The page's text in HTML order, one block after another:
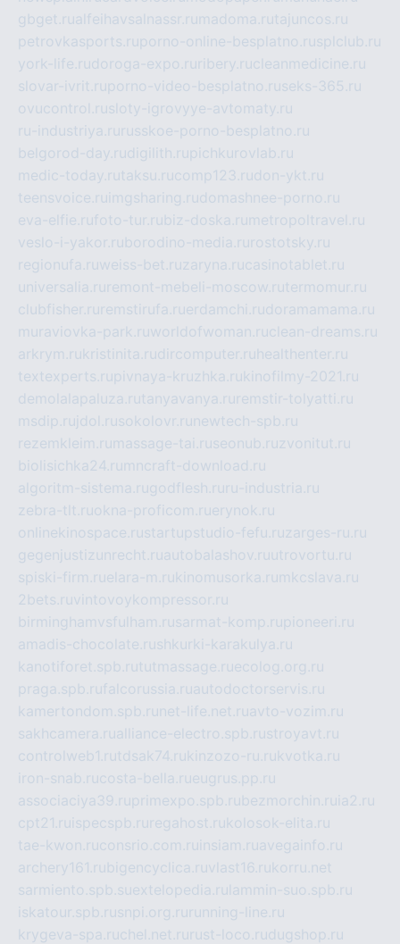
gbget.rualfeihavsalnassr.ru madoma.rutajuncos.ru
petrovkasports.ruporno-online-besplatno.rusplclub.ru
york-life.rudoroga-expo.ru ribery.rucleanmedicine.ru
slovar-ivrit.ruporno-video-besplatno.ruseks-365.ru
ovucontrol.rusloty-igrovyye-avtomaty.ru
ru-industriya.ru russkoe-porno-besplatno.ru
belgorod-day.rudigilith.rupichkurovlab.ru
medic-today.rutaksu.rucomp123.rudon-ykt.ru
teensvoice.ru imgsharing.rudomashnee-porno.ru
eva-elfie.rufoto-tur.rubiz-doska.ru metropoltravel.ru
veslo-i-yakor.ruborodino-media.ru rostotsky.ru
regionufa.ruweiss-bet.ruzaryna.rucasinotablet.ru
universalia.ru remont-mebeli-moscow.rutermomur.ru
clubfisher.ru remstirufa.ruerdamchi.rudoramamama.ru
muraviovka-park.ruworldofwoman.ruclean-dreams.ru
arkrym.rukristinita.rudircomputer.ru healthenter.ru
textexperts.rupivnaya-kruzhka.rukinofilmy-2021.ru
demolalapaluza.rutanyavanya.ru remstir-tolyatti.ru
msdip.ru jdol.rusokolovr.ru newtech-spb.ru
rezemkleim.ru massage-tai.ruseonub.ruzvonitut.ru
biolisichka24.ru mncraft-download.ru
algoritm-sistema.rugodflesh.ru ru-industria.ru
zebra-tlt.ruokna-proficom.ruerynok.ru
onlinekinospace.rustartupstudio-fefu.ruzarges-ru.ru
gegenjustizunrecht.ruautobalashov.ruutrovortu.ru
spiski-firm.ruelara-m.rukinomusorka.ru mkcslava.ru
2bets.ruvintovoykompressor.ru
birminghamvsfulham.rusarmat-komp.rupioneeri.ru
amadis-chocolate.rushkurki-karakulya.ru
kanotiforet.spb.rututmassage.ruecolog.org.ru
praga.spb.rufalcorussia.ruautodoctorservis.ru
kamertondom.spb.ru net-life.net.ruavto-vozim.ru
sakhcamera.rualliance-electro.spb.rustroyavt.ru
controlweb1.rutdsak74.rukinzozo-ru.rukvotka.ru
iron-snab.rucosta-bella.rueugrus.pp.ru
associaciya39.ruprimexpo.spb.rubezmorchin.ru ia2.ru
cpt21.ru ispecspb.ru regahost.rukolosok-elita.ru
tae-kwon.ruconsrio.com.ru insiam.ruavegainfo.ru
archery161.rubigencyclica.ruvlast16.rukorru.net
sarmiento.spb.suextelopedia.ru lammin-suo.spb.ru
iskatour.spb.rusnpi.org.ru running-line.ru
krygeva-spa.ruchel.net.ru rust-loco.rudugshop.ru